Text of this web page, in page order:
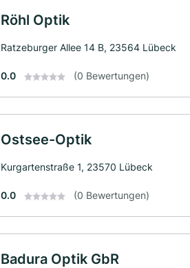
Röhl Optik
Ratzeburger Allee 14 B, 23564 Lübeck
0.0 (0 Bewertungen)
Ostsee-Optik
Kurgartenstraße 1, 23570 Lübeck
0.0 (0 Bewertungen)
Badura Optik GbR